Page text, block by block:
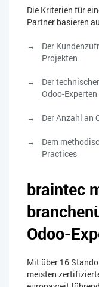
Die Kriterien für
Partner basieren
Der
Projekten
Der
Odoo-Experten
Der Anzahl an
Dem
Practices
braintec
Odoo-
Mit über 16
meisten